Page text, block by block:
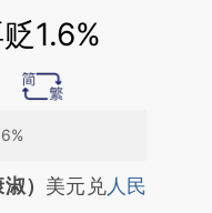
1.6%
本文由第三方
） 美元兑人民